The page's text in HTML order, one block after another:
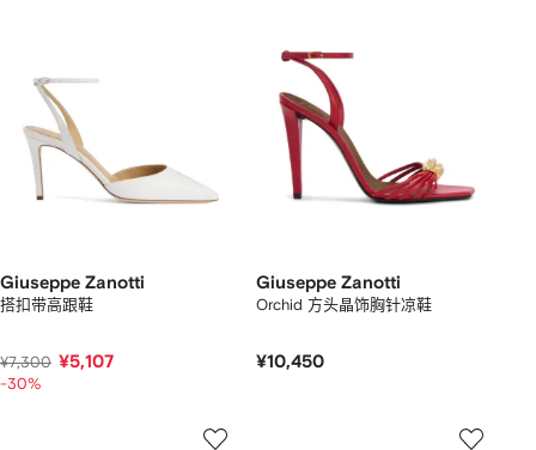
Giuseppe Zanotti
搭扣带高跟鞋
¥7,300 ¥5,107
-30%
Giuseppe Zanotti
Orchid 方头晶饰胸针凉鞋
¥10,450